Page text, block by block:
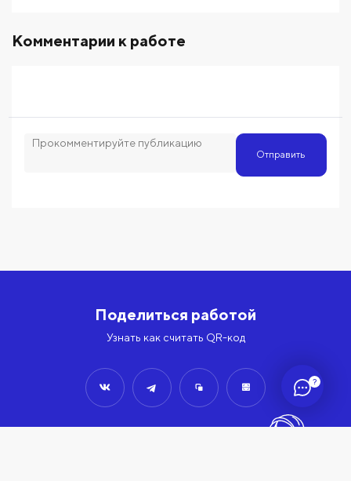
?
Комментарии к работе
Отправить
Поделиться работой
Узнать как считать QR-код